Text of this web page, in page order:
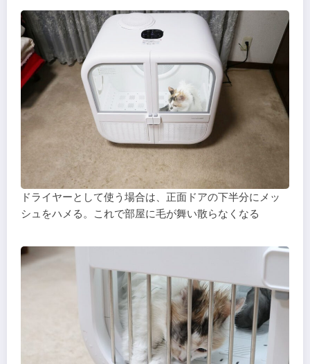
ドライヤーとして使う場合は、正面ドアの下半分にメッ
シュをハメる。これで部屋に毛が舞い散らなくなる